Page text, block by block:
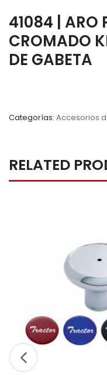
41084 | ARO
CROMADO
DE GABETA
Categorías: Accesorios
RELATED